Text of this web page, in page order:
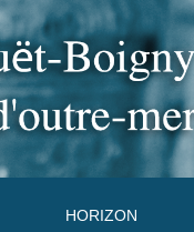
HORIZON